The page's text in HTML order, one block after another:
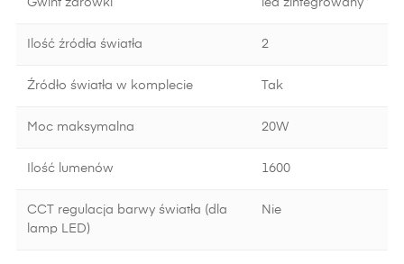
Gwint żarówki led zintegrowany
Ilość źródła światła 2
Źródło światła w komplecie Tak
Moc maksymalna 20W
Ilość lumenów 1600
CCT regulacja barwy światła (dla
lamp LED)
Nie